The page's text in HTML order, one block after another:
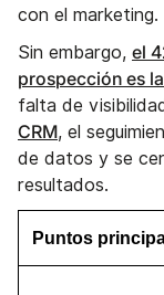
con el marketing.
Sin embargo, el
prospección es
falta de
CRM, el
de datos y se
resultados.
Puntos